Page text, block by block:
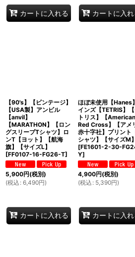
カートに入れる カートに入れ
【90's】【ビンテージ】
【USA製】アンビル
【anvil】
【MARATHON】【ロン
グスリーブTシャツ】ロ
ンT【ヨット】【航海
旗】【サイズL】
[FF0107-16-FG26-T]
5,900円(税別)
(税込 : 6,490円)
カートに入れる
ほぼ未使用【Hanes
インズ【TETRIS】
トリス】【American
Red Cross】【アメ
赤十字社】プリント
シャツ】【サイズM】
[FE1601-2-30-
Y]
4,900円(税別)
(税込 : 5,390円)
カートに入れ